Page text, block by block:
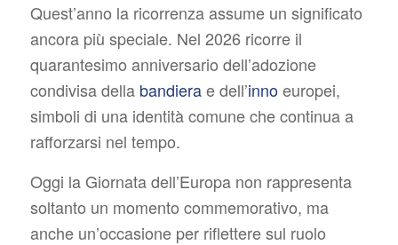
Quest’anno la ricorrenza assume un significato
ancora più speciale. Nel 2026 ricorre il
quarantesimo anniversario dell’adozione
condivisa della bandierae dell’innoeuropei,
simboli di una identità comune che continua a
rafforzarsi nel tempo.
Oggi la Giornata dell’Europa non rappresenta
soltanto un momento commemorativo, ma
anche un’occasione per riflettere sul ruolo